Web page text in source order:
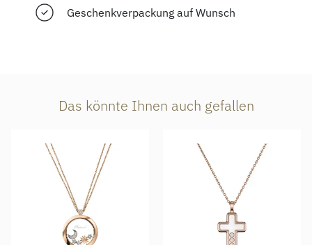
Geschenkverpackung auf Wunsch
Das könnte Ihnen auch gefallen